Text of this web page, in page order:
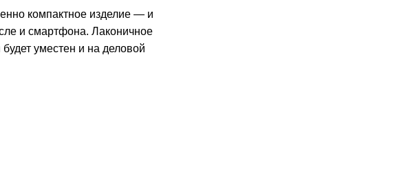
компактное изделие — и
и смартфона. Лаконичное
уместен и на деловой